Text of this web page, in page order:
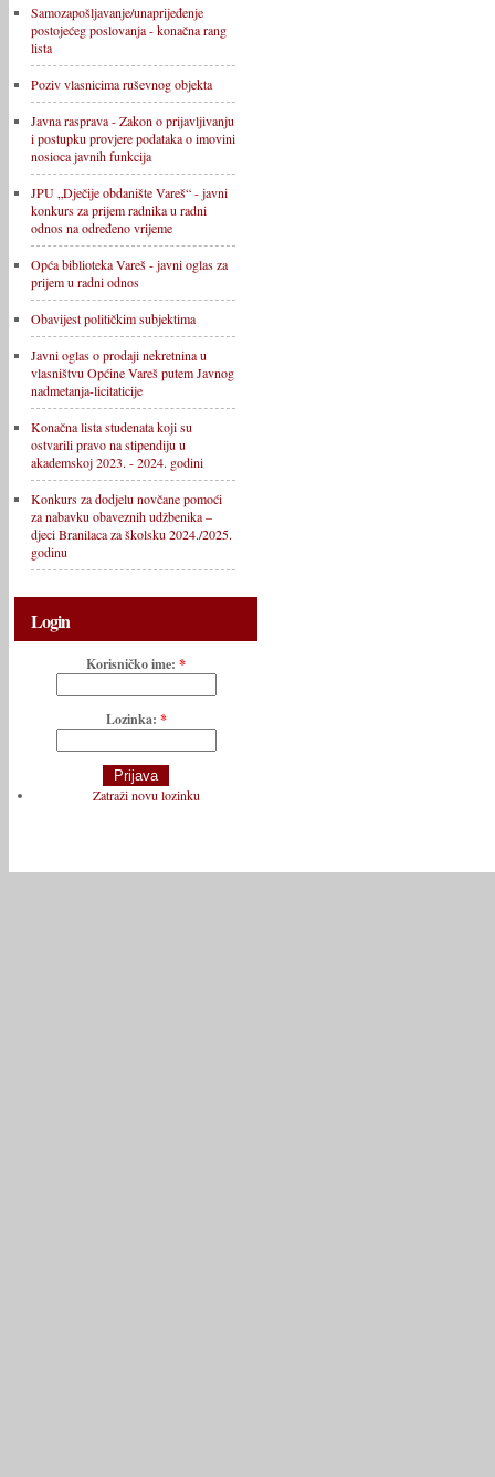
Samozapošljavanje/unaprijeđenje
postojećeg poslovanja - konačna rang
lista
Poziv vlasnicima ruševnog objekta
Javna rasprava - Zakon o prijavljivanju
i postupku provjere podataka o imovini
nosioca javnih funkcija
JPU „Dječije obdanište Vareš“ - javni
konkurs za prijem radnika u radni
odnos na određeno vrijeme
Opća biblioteka Vareš - javni oglas za
prijem u radni odnos
Obavijest političkim subjektima
Javni oglas o prodaji nekretnina u
vlasništvu Općine Vareš putem Javnog
nadmetanja-licitaticije
Konačna lista studenata koji su
ostvarili pravo na stipendiju u
akademskoj 2023. - 2024. godini
Konkurs za dodjelu novčane pomoći
za nabavku obaveznih udžbenika –
djeci Branilaca za školsku 2024./2025.
godinu
Login
Korisničko ime: *
Lozinka: *
Zatraži novu lozinku